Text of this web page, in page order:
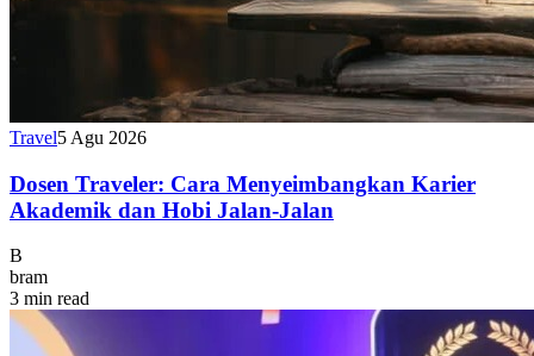
Travel5 Agu 2026
Dosen Traveler: Cara Menyeimbangkan Karier
Akademik dan Hobi Jalan-Jalan
B
bram
3 min read